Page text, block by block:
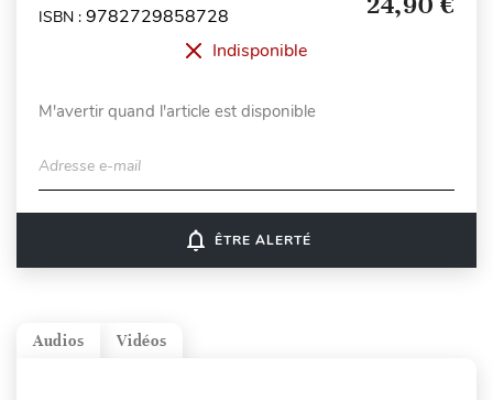
ISBN : 9782729858728
Indisponible
M'avertir quand l'article est disponible
Adresse e-mail
notifications_none ÊTRE ALERTÉ
Vidéos
Audios